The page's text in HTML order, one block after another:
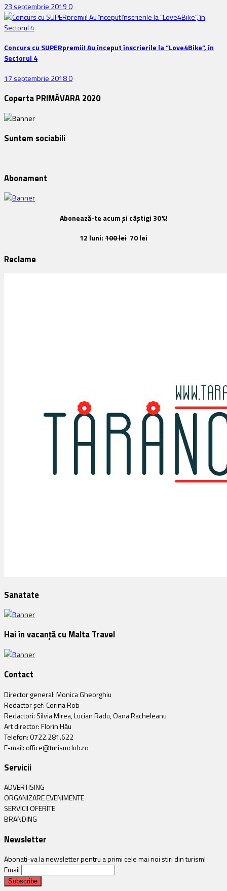
23 septembrie 20190
Concurs cu SUPERpremii! Au început înscrierile la ”Love4Bike”, în
Sectorul 4
17 septembrie 20180
Coperta PRIMĂVARA 2020
Suntem sociabili
Abonament
Abonează-te acum și câștigi 30%!
12 luni:100 lei 70 lei
Reclame
Sanatate
Hai în vacanță cu Malta Travel
Contact
Director general: Monica Gheorghiu
Redactor șef: Corina Rob
Redactori: Silvia Mirea, Lucian Radu, Oana Racheleanu
Art director: Florin Hău
Telefon: 0722.281.622
E-mail: office@turismclub.ro
Servicii
ADVERTISING
ORGANIZARE EVENIMENTE
SERVICII OFERITE
BRANDING
Newsletter
Abonati-va la newsletter pentru a primi cele mai noi stiri din turism!
Email